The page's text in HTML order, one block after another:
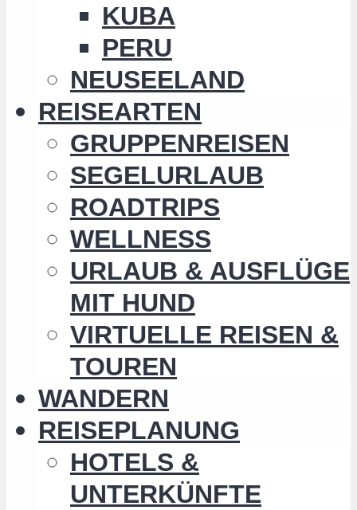
KUBA
PERU
NEUSEELAND
REISEARTEN
GRUPPENREISEN
SEGELURLAUB
ROADTRIPS
WELLNESS
URLAUB & AUSFLÜGE
MIT HUND
VIRTUELLE REISEN &
TOUREN
WANDERN
REISEPLANUNG
HOTELS &
UNTERKÜNFTE